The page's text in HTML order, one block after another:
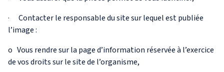
· Contacter le responsable du site sur lequel est publiée
l’image :
o Vous rendre sur la page d’information réservée à l’exercice
de vos droits sur le site de l’organisme,